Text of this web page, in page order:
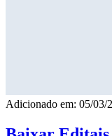
Adicionado em: 05/03/